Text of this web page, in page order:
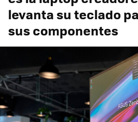
levanta su teclado
sus componentes